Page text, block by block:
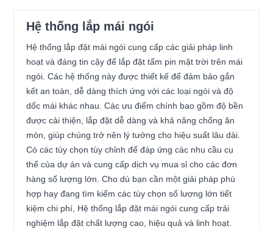
Hệ thống lắp mái ngói
Hệ thống lắp đặt mái ngói cung cấp các giải pháp linh
hoạt và đáng tin cậy để lắp đặt tấm pin mặt trời trên mái
ngói. Các hệ thống này được thiết kế để đảm bảo gắn
kết an toàn, dễ dàng thích ứng với các loại ngói và độ
dốc mái khác nhau. Các ưu điểm chính bao gồm độ bền
được cải thiện, lắp đặt dễ dàng và khả năng chống ăn
mòn, giúp chúng trở nên lý tưởng cho hiệu suất lâu dài.
Có các tùy chọn tùy chỉnh để đáp ứng các nhu cầu cụ
thể của dự án và cung cấp dịch vụ mua sỉ cho các đơn
hàng số lượng lớn. Cho dù bạn cần một giải pháp phù
hợp hay đang tìm kiếm các tùy chọn số lượng lớn tiết
kiệm chi phí, Hệ thống lắp đặt mái ngói cung cấp trải
nghiệm lắp đặt chất lượng cao, hiệu quả và linh hoạt.